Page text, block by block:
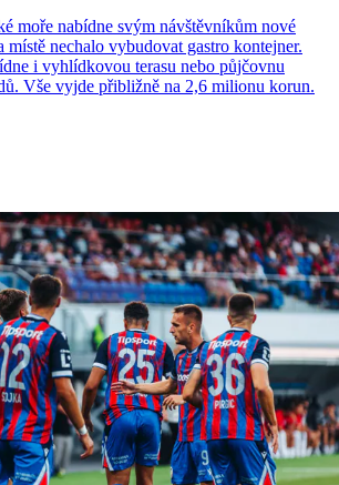
moře nabídne svým návštěvníkům nové
místě nechalo vybudovat gastro kontejner.
i vyhlídkovou terasu nebo půjčovnu
Vše vyjde přibližně na 2,6 milionu korun.